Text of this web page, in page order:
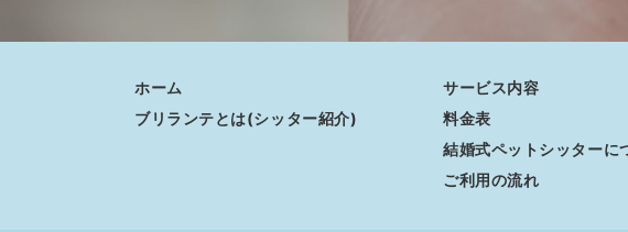
ホーム
ブリランテとは(シッター紹介)
サービス内容
料金表
結婚式ペットシッターに
ご利用の流れ